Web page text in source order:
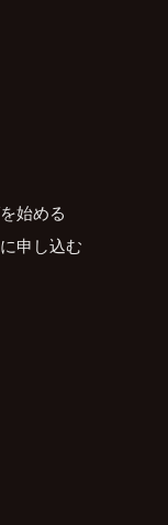
始める
申し込む